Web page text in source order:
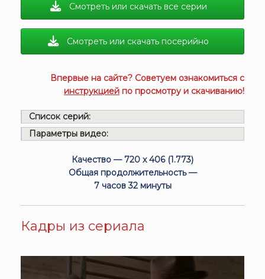
Смотреть или скачать все серии
Смотреть или скачать посерийно
Впервые на сайте? Советуем ознакомиться с
инструкцией по просмотру и скачиванию!
Список серий:
Параметры видео:
Качество — 720 x 406 (1.773)
Общая продолжительность —
7 часов 32 минуты
Кадры из сериала